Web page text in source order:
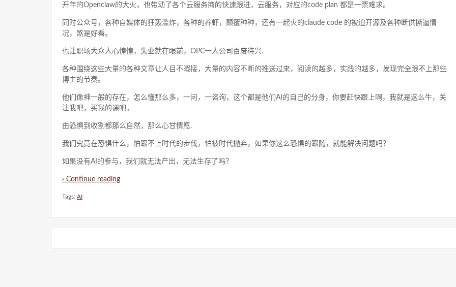
开年的Openclaw的大火，也带动了各个云服务商的快速跟进，云服务，对应的code plan 都是一票难求。
同时公众号，各种自媒体的狂轰滥炸，各种的养虾，颠覆种种，还有一起火的claude code 的被迫开源及各种断供撕逼情
况，煞是好看。
也让职场大众人心惶惶，失业就在眼前，OPC一人公司百废待兴.
各种围绕这些大量的各种文章让人目不暇接，大量的内容不断的推送过来，阅读的越多，实践的越多，发现完全跟不上那些
博主的节奏。
他们像神一般的存在，怎么懂那么多，一问，一咨询，这个都是他们AI的自己的分身，你要赶快跟上啊，我就是这么牛，关
注我吧，买我的课吧。
由恐惧到收割都那么自然，那么心甘情愿.
我们究竟在恐惧什么，怕跟不上时代的步伐，怕被时代抛弃，如果你这么恐惧的跟随，就能解决问题吗？
如果没有AI的参与，我们就无法产出，无法生存了吗？
› Continue reading
Tags: AI